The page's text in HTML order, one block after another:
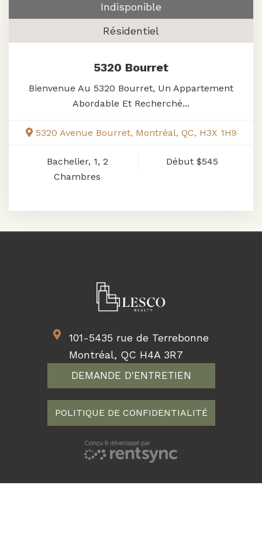
5320 Bourret
5320 Avenue Bourret, Montréal, QC, H3X 1H9
Bienvenue Au 5320 Bourret, Un Appartement
Abordable Et Recherché...
Bachelier, 1, 2
Chambres
Début $545
Indisponible
Résidentiel
101-5435 rue de Terrebonne
Montréal, QC H4A 3R7
DEMANDE D'ENTRETIEN
POLITIQUE DE CONFIDENTIALITÉ